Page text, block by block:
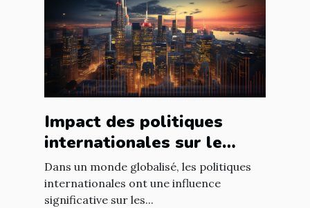
Impact des politiques
internationales sur le
marché immobilier
français
Dans un monde globalisé, les politiques
internationales ont une influence
significative sur les...